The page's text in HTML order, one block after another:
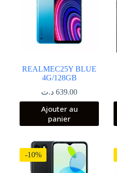
REALMEC25Y BLUE
4G/128GB
639.00 د.ت
Ajouter au
panier
-10%